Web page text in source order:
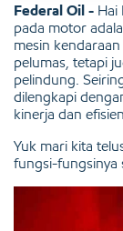
Federal Oil - Hai
pada motor
mesin
pelumas, tetapi
pelindung.
dilengkapi
kinerja dan
Yuk mari kita
fungsi-fungsinya